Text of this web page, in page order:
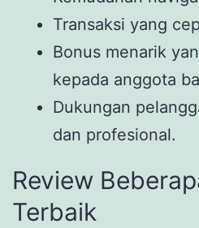
Transaksi yang
Bonus menarik
kepada anggota
Dukungan
dan profesional.
Review
Terbaik